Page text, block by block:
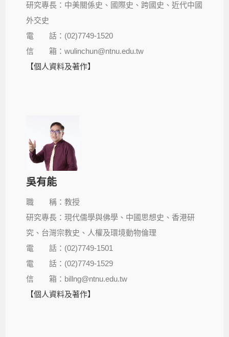
研究專長：中美關係史、國際史、跨國史、近代中國
外交史
電 話：(02)7749-1520
信 箱：wulinchun@ntnu.edu.tw
【個人資料及著作】
吳有能
職 稱：教授
研究專長：現代儒學與佛學、中國思想史、香港研
究、台灣宗教史、人權及環境動物倫理
電 話：(02)7749-1501
電 話：(02)7749-1529
信 箱：billng@ntnu.edu.tw
【個人資料及著作】